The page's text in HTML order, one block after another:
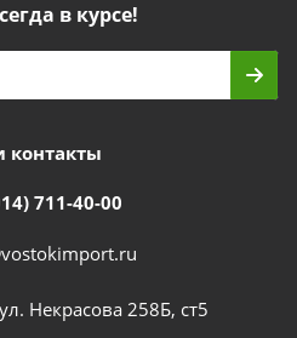
в курсе!
контакты
711-40-00
Некрасова 258Б, ст5